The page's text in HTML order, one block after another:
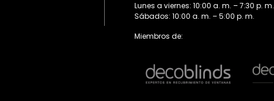
Lunes a viernes: 10:00 a. m. – 7:30 p. m.
Sábados: 10:00 a. m. – 5:00 p. m.
Miembros de: